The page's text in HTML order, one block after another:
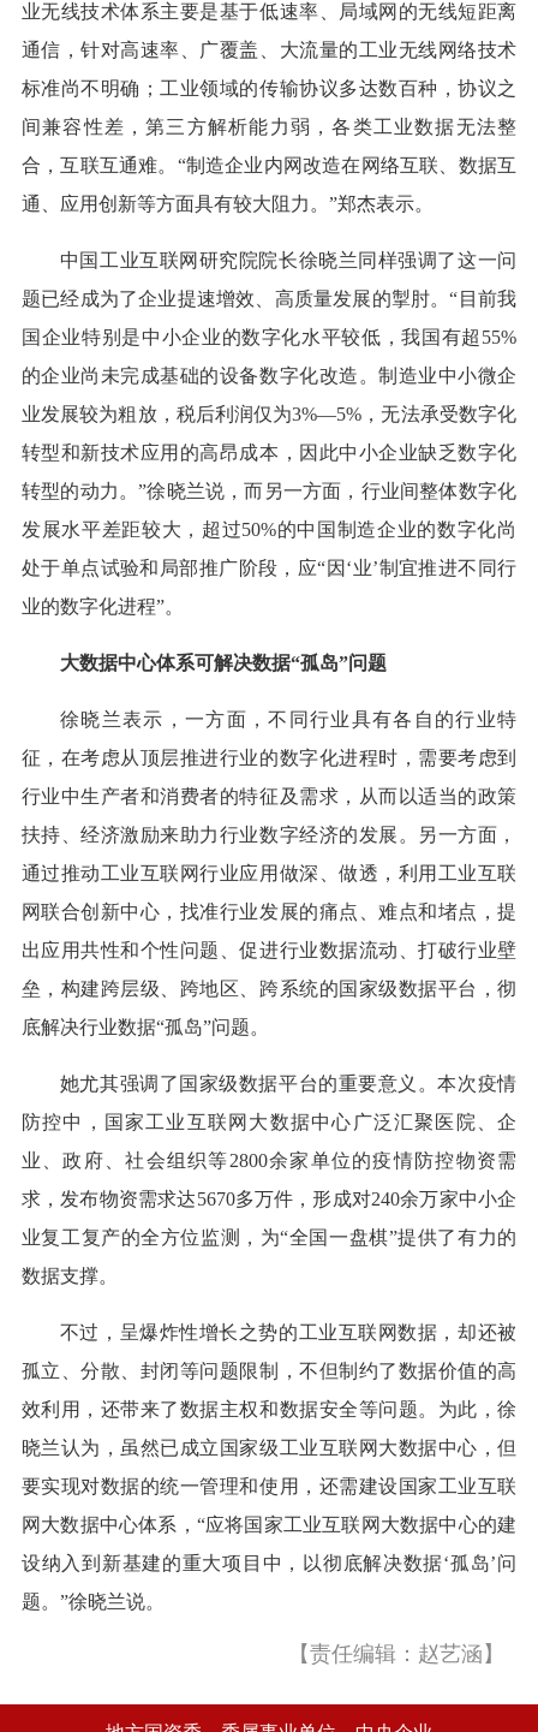
业无线技术体系主要是基于低速率、局域网的无线短距离
通信，针对高速率、广覆盖、大流量的工业无线网络技术
标准尚不明确；工业领域的传输协议多达数百种，协议之
间兼容性差，第三方解析能力弱，各类工业数据无法整
合，互联互通难。“制造企业内网改造在网络互联、数据互
通、应用创新等方面具有较大阻力。”郑杰表示。
中国工业互联网研究院院长徐晓兰同样强调了这一问
题已经成为了企业提速增效、高质量发展的掣肘。“目前我
国企业特别是中小企业的数字化水平较低，我国有超55%
的企业尚未完成基础的设备数字化改造。制造业中小微企
业发展较为粗放，税后利润仅为3%—5%，无法承受数字化
转型和新技术应用的高昂成本，因此中小企业缺乏数字化
转型的动力。”徐晓兰说，而另一方面，行业间整体数字化
发展水平差距较大，超过50%的中国制造企业的数字化尚
处于单点试验和局部推广阶段，应“因‘业’制宜推进不同行
业的数字化进程”。
大数据中心体系可解决数据“孤岛”问题
徐晓兰表示，一方面，不同行业具有各自的行业特
征，在考虑从顶层推进行业的数字化进程时，需要考虑到
行业中生产者和消费者的特征及需求，从而以适当的政策
扶持、经济激励来助力行业数字经济的发展。另一方面，
通过推动工业互联网行业应用做深、做透，利用工业互联
网联合创新中心，找准行业发展的痛点、难点和堵点，提
出应用共性和个性问题、促进行业数据流动、打破行业壁
垒，构建跨层级、跨地区、跨系统的国家级数据平台，彻
底解决行业数据“孤岛”问题。
她尤其强调了国家级数据平台的重要意义。本次疫情
防控中，国家工业互联网大数据中心广泛汇聚医院、企
业、政府、社会组织等2800余家单位的疫情防控物资需
求，发布物资需求达5670多万件，形成对240余万家中小企
业复工复产的全方位监测，为“全国一盘棋”提供了有力的
数据支撑。
不过，呈爆炸性增长之势的工业互联网数据，却还被
孤立、分散、封闭等问题限制，不但制约了数据价值的高
效利用，还带来了数据主权和数据安全等问题。为此，徐
晓兰认为，虽然已成立国家级工业互联网大数据中心，但
要实现对数据的统一管理和使用，还需建设国家工业互联
网大数据中心体系，“应将国家工业互联网大数据中心的建
设纳入到新基建的重大项目中，以彻底解决数据‘孤岛’问
题。”徐晓兰说。
【责任编辑：赵艺涵】